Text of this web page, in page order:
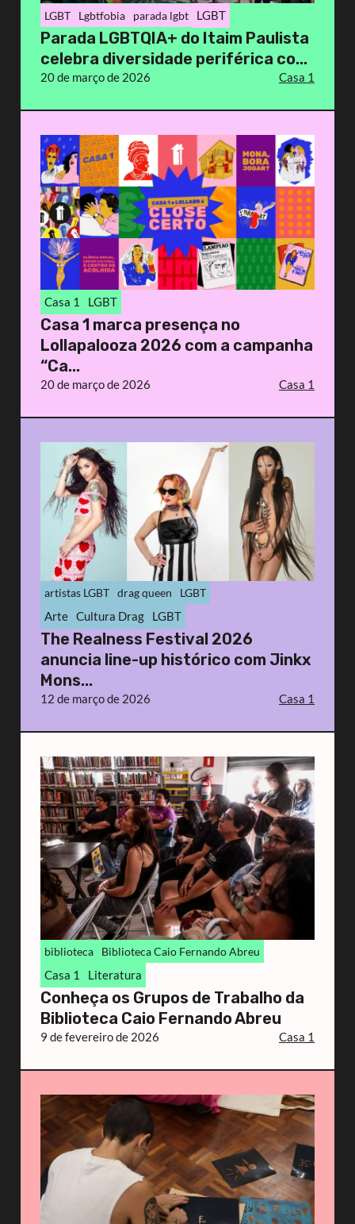
LGBT Lgbtfobia parada lgbt LGBT
Parada LGBTQIA+ do Itaim Paulista
celebra diversidade periférica co...
20 de março de 2026 Casa 1
Casa 1 LGBT
Casa 1 marca presença no
Lollapalooza 2026 com a campanha
“Ca...
20 de março de 2026 Casa 1
artistas LGBT drag queen LGBT
Arte Cultura Drag LGBT
The Realness Festival 2026
anuncia line-up histórico com Jinkx
Mons...
12 de março de 2026 Casa 1
biblioteca Biblioteca Caio Fernando Abreu
Casa 1 Literatura
Conheça os Grupos de Trabalho da
Biblioteca Caio Fernando Abreu
9 de fevereiro de 2026 Casa 1